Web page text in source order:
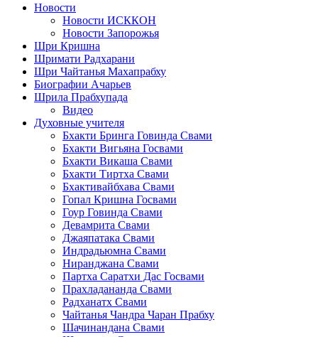
Новости
Новости ИСККОН
Новости Запорожья
Шри Кришна
Шримати Радхарани
Шри Чайтанья Махапрабху
Биографии Ачарьев
Шрила Прабхупада
Видео
Духовные учителя
Бхакти Бринга Говинда Свами
Бхакти Вигьяна Госвами
Бхакти Викаша Свами
Бхакти Тиртха Свами
Бхактивайбхава Свами
Гопал Кришна Госвами
Гоур Говинда Свами
Девамрита Свами
Джаяпатака Свами
Индрадьюмна Свами
Ниранджана Свами
Партха Саратхи Дас Госвами
Прахладананда Свами
Радханатх Свами
Чайтанья Чандра Чаран Прабху
Шачинандана Свами